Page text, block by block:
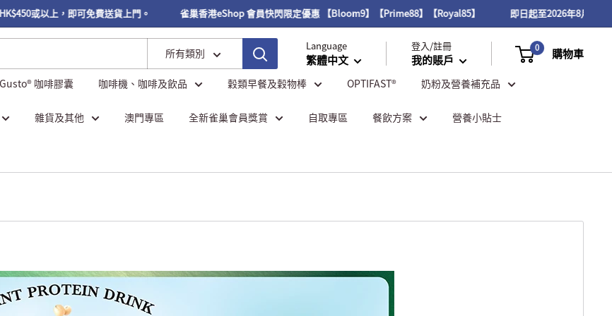
或以上，即可免費送貨上門。 雀巢香港eShop 會員快閃限定優惠 【Bloom9】【Prime88】【Royal85】 即日起至2026年8月31日，
所有類別
Language
繁體中文
登入/註冊
我的賬戶
0 購物車
咖啡膠囊 咖啡機、咖啡及飲品 穀類早餐及穀物棒 OPTIFAST® 奶粉及營養補充品
雜貨及其他 澳門專區 全新雀巢會員獎賞 自取專區 餐飲方案 營養小貼士